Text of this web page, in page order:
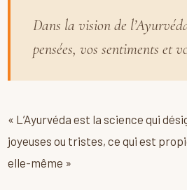
Dans la vision de
pensées, vos sentiments et
« L’Ayurvéda est la science qui
joyeuses ou tristes, ce qui est
elle-même »